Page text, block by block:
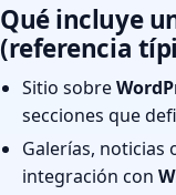
Qué incluye
(referencia
Sitio sobre
secciones que
Galerías,
integración con